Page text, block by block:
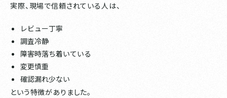
実際、現場で信頼されている人は、
レビュー丁寧
調査冷静
障害時落ち着いている
変更慎重
確認漏れ少ない
という特徴がありました。